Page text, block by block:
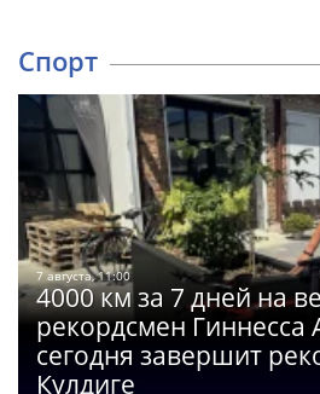
Спорт
7 августа, 11:00
4000 км за 7 дней на
рекордсмен Гиннесса
сегодня завершит
Кулдиге